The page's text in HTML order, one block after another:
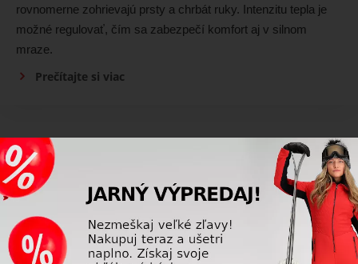
rovnomerne zohrievajú prsty a chrbát ruky. Intenzitu tepla je
možné regulovať, čím sa zabezpečí komfort aj v silnom
mraze.
Prečítajte si viac
Lyžiarske rukavice
Pomáha dlhšia manžeta lyžiarskych rukavíc proti
snehu?
Áno, dlhšia manžeta lyžiarskych rukavíc výrazne znižuje
riziko, že sa sneh dostane do rukavíc alebo pod bundu. Je
obzvlášť užitočná pri pádoch, jazde v prašane alebo vo veľmi